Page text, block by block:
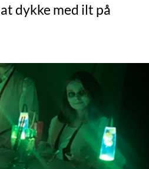
dykke med ilt på